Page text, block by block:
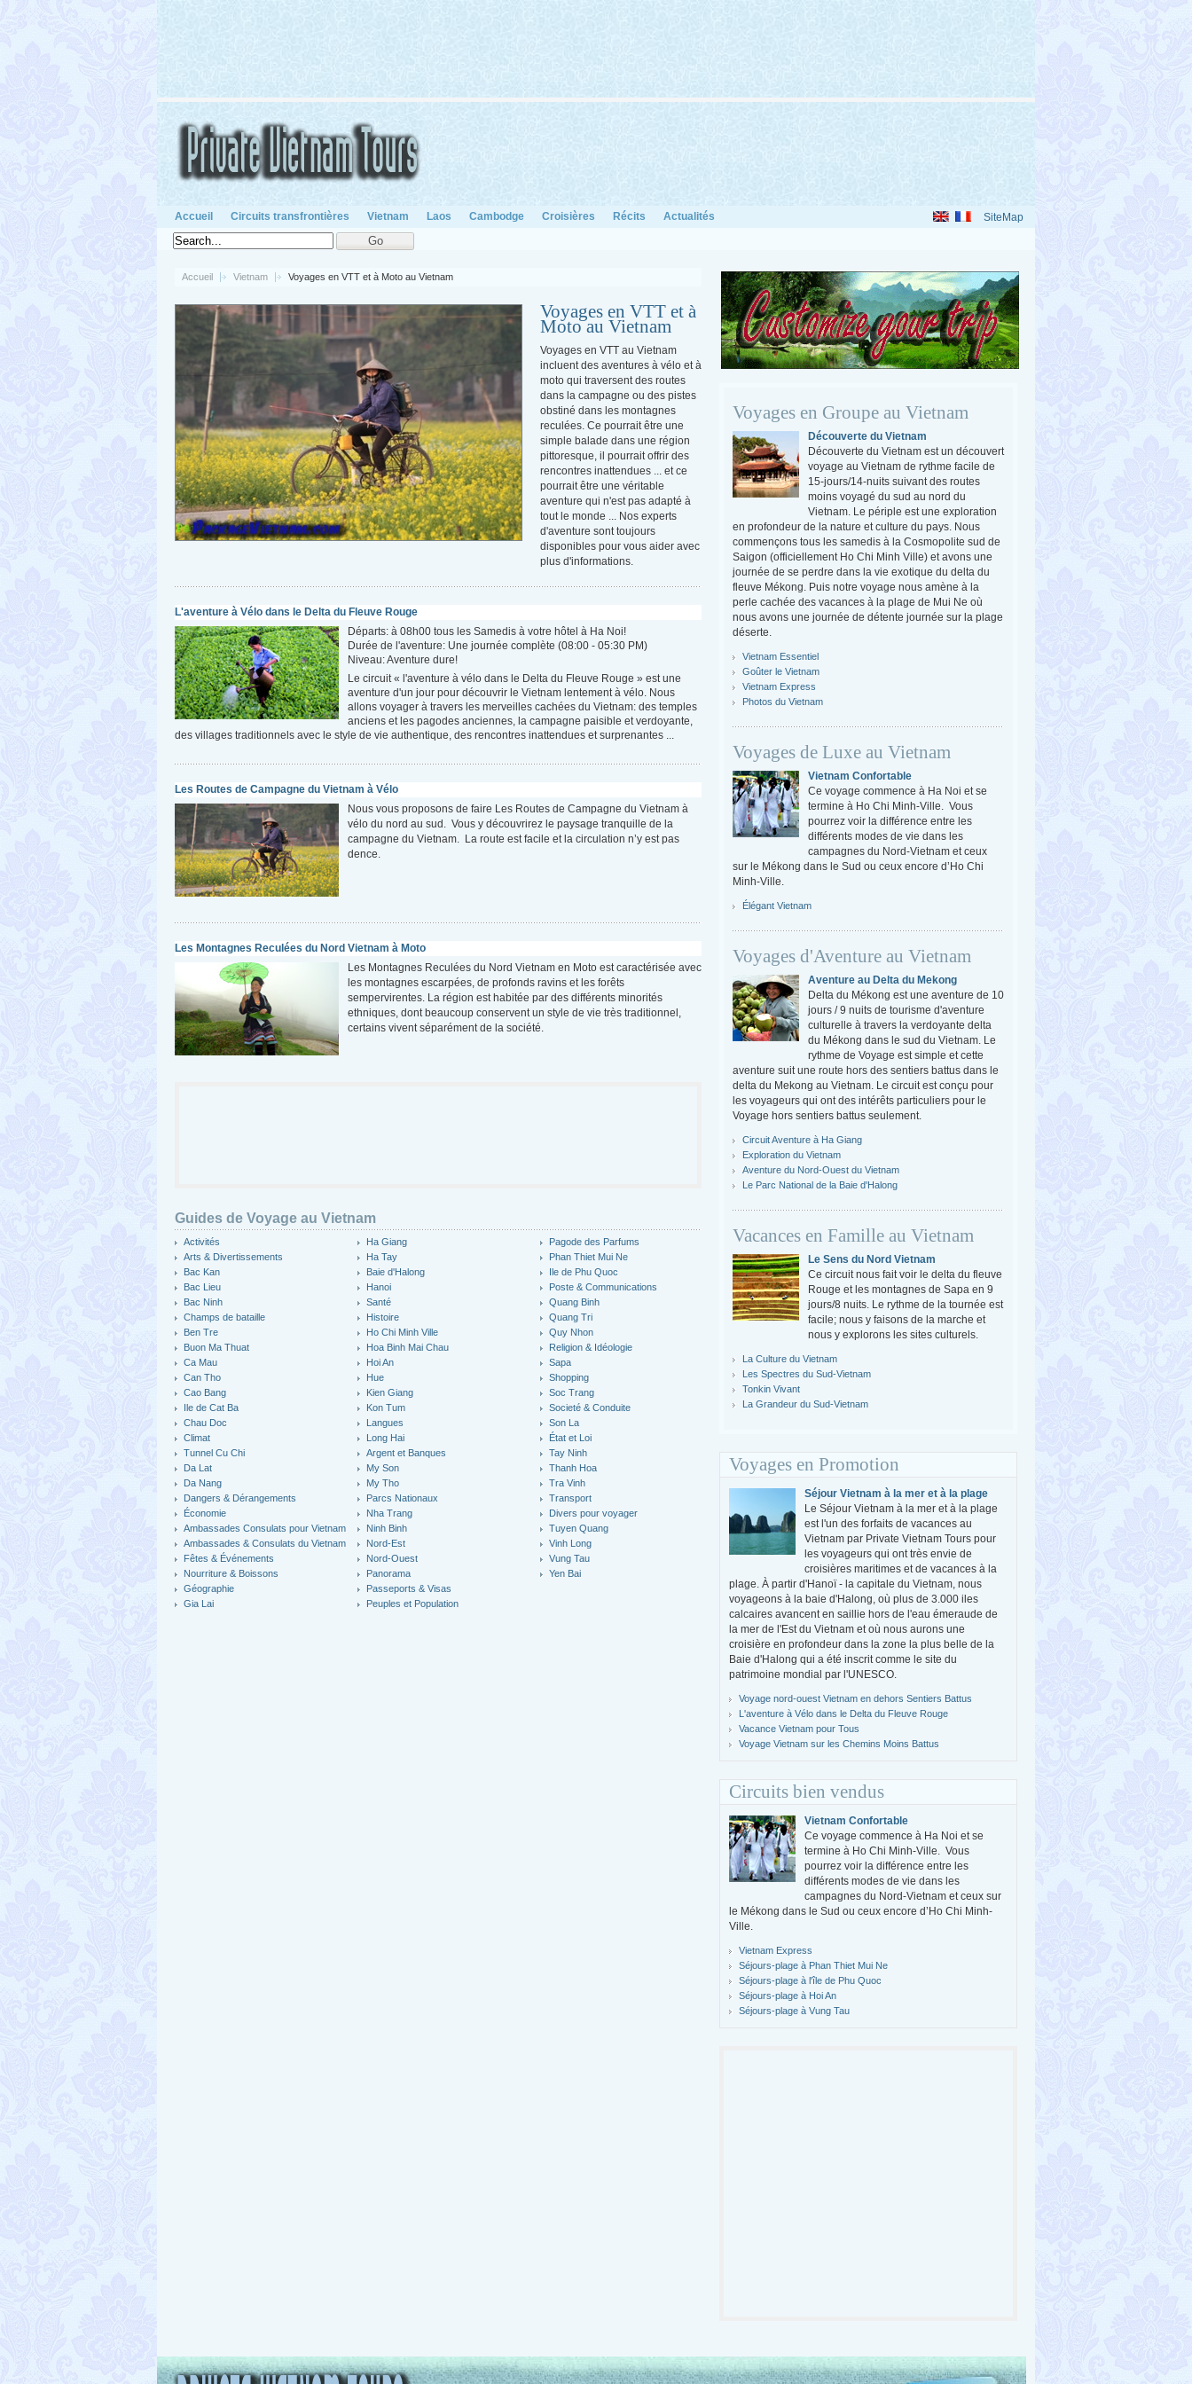
Accueil Circuits transfrontières Vietnam Laos Cambodge Croisières Récits Actualités SiteMap
Accueil Vietnam Voyages en VTT et à Moto au Vietnam
Voyages en VTT et à
Moto au Vietnam
Voyages en VTT au Vietnam
incluent des aventures à vélo et à
moto qui traversent des routes
dans la campagne ou des pistes
obstiné dans les montagnes
reculées. Ce pourrait être une
simple balade dans une région
pittoresque, il pourrait offrir des
rencontres inattendues ... et ce
pourrait être une véritable
aventure qui n'est pas adapté à
tout le monde ... Nos experts
d'aventure sont toujours
disponibles pour vous aider avec
plus d'informations.
L'aventure à Vélo dans le Delta du Fleuve Rouge
Départs: à 08h00 tous les Samedis à votre hôtel à Ha Noi!
Durée de l'aventure: Une journée complète (08:00 - 05:30 PM)
Niveau: Aventure dure!
Le circuit « l'aventure à vélo dans le Delta du Fleuve Rouge » est une
aventure d'un jour pour découvrir le Vietnam lentement à vélo. Nous
allons voyager à travers les merveilles cachées du Vietnam: des temples
anciens et les pagodes anciennes, la campagne paisible et verdoyante,
des villages traditionnels avec le style de vie authentique, des rencontres inattendues et surprenantes ...
Les Routes de Campagne du Vietnam à Vélo
Nous vous proposons de faire Les Routes de Campagne du Vietnam à
vélo du nord au sud. Vous y découvrirez le paysage tranquille de la
campagne du Vietnam. La route est facile et la circulation n’y est pas
dence.
Les Montagnes Reculées du Nord Vietnam à Moto
Les Montagnes Reculées du Nord Vietnam en Moto est caractérisée avec
les montagnes escarpées, de profonds ravins et les forêts
sempervirentes. La région est habitée par des différents minorités
ethniques, dont beaucoup conservent un style de vie très traditionnel,
certains vivent séparément de la société.
Guides de Voyage au Vietnam
Activités
Arts & Divertissements
Bac Kan
Bac Lieu
Bac Ninh
Champs de bataille
Ben Tre
Buon Ma Thuat
Ca Mau
Can Tho
Cao Bang
Ile de Cat Ba
Chau Doc
Climat
Tunnel Cu Chi
Da Lat
Da Nang
Dangers & Dérangements
Économie
Ambassades Consulats pour Vietnam
Ambassades & Consulats du Vietnam
Fêtes & Événements
Nourriture & Boissons
Géographie
Gia Lai
Ha Giang
Ha Tay
Baie d'Halong
Hanoi
Santé
Histoire
Ho Chi Minh Ville
Hoa Binh Mai Chau
Hoi An
Hue
Kien Giang
Kon Tum
Langues
Long Hai
Argent et Banques
My Son
My Tho
Parcs Nationaux
Nha Trang
Ninh Binh
Nord-Est
Nord-Ouest
Panorama
Passeports & Visas
Peuples et Population
Pagode des Parfums
Phan Thiet Mui Ne
Ile de Phu Quoc
Poste & Communications
Quang Binh
Quang Tri
Quy Nhon
Religion & Idéologie
Sapa
Shopping
Soc Trang
Societé & Conduite
Son La
État et Loi
Tay Ninh
Thanh Hoa
Tra Vinh
Transport
Divers pour voyager
Tuyen Quang
Vinh Long
Vung Tau
Yen Bai
Voyages en Groupe au Vietnam
Découverte du Vietnam
Découverte du Vietnam est un découvert
voyage au Vietnam de rythme facile de
15-jours/14-nuits suivant des routes
moins voyagé du sud au nord du
Vietnam. Le périple est une exploration
en profondeur de la nature et culture du pays. Nous
commençons tous les samedis à la Cosmopolite sud de
Saigon (officiellement Ho Chi Minh Ville) et avons une
journée de se perdre dans la vie exotique du delta du
fleuve Mékong. Puis notre voyage nous amène à la
perle cachée des vacances à la plage de Mui Ne où
nous avons une journée de détente journée sur la plage
déserte.
Vietnam Essentiel
Goûter le Vietnam
Vietnam Express
Photos du Vietnam
Voyages de Luxe au Vietnam
Vietnam Confortable
Ce voyage commence à Ha Noi et se
termine à Ho Chi Minh-Ville. Vous
pourrez voir la différence entre les
différents modes de vie dans les
campagnes du Nord-Vietnam et ceux
sur le Mékong dans le Sud ou ceux encore d’Ho Chi
Minh-Ville.
Élégant Vietnam
Voyages d'Aventure au Vietnam
Aventure au Delta du Mekong
Delta du Mékong est une aventure de 10
jours / 9 nuits de tourisme d'aventure
culturelle à travers la verdoyante delta
du Mékong dans le sud du Vietnam. Le
rythme de Voyage est simple et cette
aventure suit une route hors des sentiers battus dans le
delta du Mekong au Vietnam. Le circuit est conçu pour
les voyageurs qui ont des intérêts particuliers pour le
Voyage hors sentiers battus seulement.
Circuit Aventure à Ha Giang
Exploration du Vietnam
Aventure du Nord-Ouest du Vietnam
Le Parc National de la Baie d'Halong
Vacances en Famille au Vietnam
Le Sens du Nord Vietnam
Ce circuit nous fait voir le delta du fleuve
Rouge et les montagnes de Sapa en 9
jours/8 nuits. Le rythme de la tournée est
facile; nous y faisons de la marche et
nous y explorons les sites culturels.
La Culture du Vietnam
Les Spectres du Sud-Vietnam
Tonkin Vivant
La Grandeur du Sud-Vietnam
Voyages en Promotion
Séjour Vietnam à la mer et à la plage
Le Séjour Vietnam à la mer et à la plage
est l'un des forfaits de vacances au
Vietnam par Private Vietnam Tours pour
les voyageurs qui ont très envie de
croisières maritimes et de vacances à la
plage. À partir d'Hanoï - la capitale du Vietnam, nous
voyageons à la baie d'Halong, où plus de 3.000 iles
calcaires avancent en saillie hors de l'eau émeraude de
la mer de l'Est du Vietnam et où nous aurons une
croisière en profondeur dans la zone la plus belle de la
Baie d'Halong qui a été inscrit comme le site du
patrimoine mondial par l'UNESCO.
Voyage nord-ouest Vietnam en dehors Sentiers Battus
L'aventure à Vélo dans le Delta du Fleuve Rouge
Vacance Vietnam pour Tous
Voyage Vietnam sur les Chemins Moins Battus
Circuits bien vendus
Vietnam Confortable
Ce voyage commence à Ha Noi et se
termine à Ho Chi Minh-Ville. Vous
pourrez voir la différence entre les
différents modes de vie dans les
campagnes du Nord-Vietnam et ceux sur
le Mékong dans le Sud ou ceux encore d’Ho Chi Minh-
Ville.
Vietnam Express
Séjours-plage à Phan Thiet Mui Ne
Séjours-plage à l'île de Phu Quoc
Séjours-plage à Hoi An
Séjours-plage à Vung Tau